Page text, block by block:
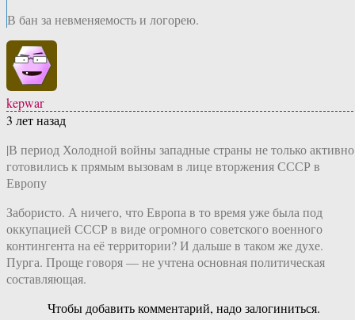
В бан за невменяемость и логорею.
kepwar
3 лет назад
|В период Холодной войны западные страны не только активно
готовились к прямым вызовам в лице вторжения СССР в
Европу
Забористо. А ничего, что Европа в то время уже была под
оккупацией СССР в виде огромного советского военного
контингента на её территории? И дальше в таком же духе.
Пурга. Проще говоря — не учтена основная политическая
составляющая.
Чтобы добавить комментарий, надо залогиниться.